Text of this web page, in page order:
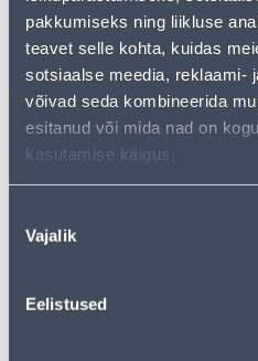
pakkumiseks ning liikluse
teavet selle kohta, kuidas
sotsiaalse meedia, reklaami-
võivad seda kombineerida
esitanud või mida nad on
kasutamise käigus.
valik
Vajalik
Eelistused
veelgi meelepärasemad
• 14-päevane
• HANKIJA LAOST TELLITAV
Tarne pole võimalik
Kirjeldus